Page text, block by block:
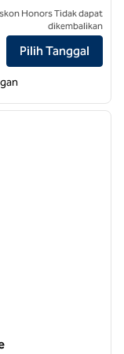
Chapel Hill-
Honors Tidak dapat
dikembalikan
Pilih Tanggal